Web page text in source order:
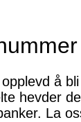
å
hevder
La